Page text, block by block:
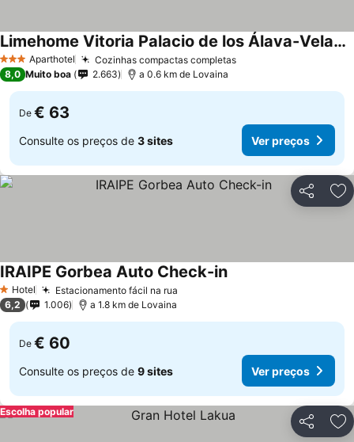
3 EstrelasAparthotel Cozinhas compactas completas
Limehome Vitoria Palacio de los Álava-Velasco
8,0 Muito boa 2.663 a 0.6 km de Lovaina
De € 63
Consulte os preços de 3 sites Ver preços
Partilhar
1 Estrelas
Hotel Estacionamento fácil na rua
IRAIPE Gorbea Auto Check-in
6,2 1.006 a 1.8 km de Lovaina
De € 60
Consulte os preços de 9 sites Ver preços
Partilhar
Escolha popular